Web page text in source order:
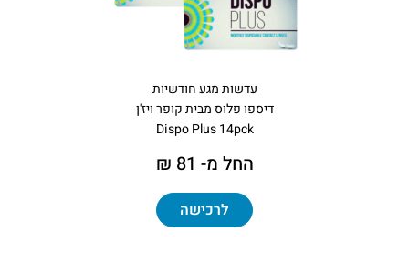
עדשות מגע חודשיות
דיספו פלוס מבית קופר ויז'ן
Dispo Plus 14pck
החל מ- 81 ₪
לרכישה